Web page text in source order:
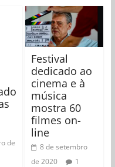
de
Festival
dedicado ao
cinema e à
música
mostra 60
filmes on-
line
8 de setembro
de 2020
1